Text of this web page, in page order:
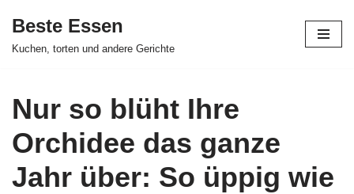
Skip
Beste Essen
Kuchen, torten und andere Gerichte
Nur so blüht Ihre
Orchidee das ganze
Jahr über: So üppig wie